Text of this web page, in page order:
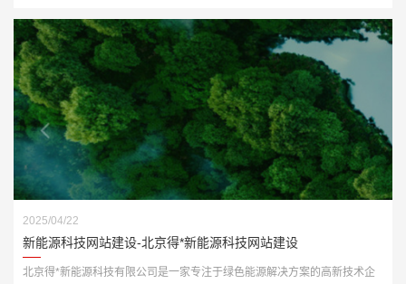
2025/04/22
新能源科技网站建设-北京得*新能源科技网站建设
北京得*新能源科技有限公司是一家专注于绿色能源解决方案的高新技术企